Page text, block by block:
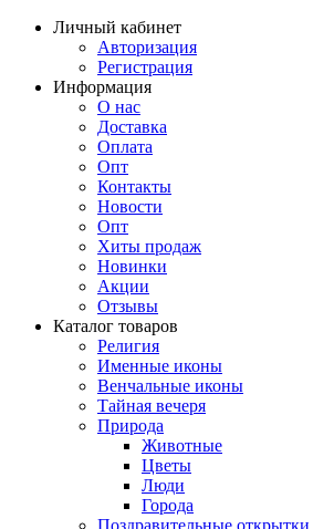
Личный кабинет
Авторизация
Регистрация
Информация
О нас
Доставка
Оплата
Опт
Контакты
Новости
Опт
Хиты продаж
Новинки
Акции
Отзывы
Каталог товаров
Религия
Именные иконы
Венчальные иконы
Тайная вечеря
Природа
Животные
Цветы
Люди
Города
Поздравительные открытки